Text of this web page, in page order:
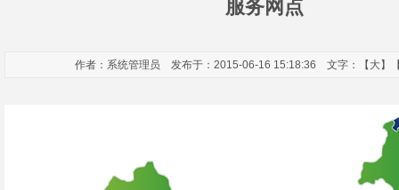
服务网点
作者：系统管理员 发布于：2015-06-16 15:18:36 文字：【 大】